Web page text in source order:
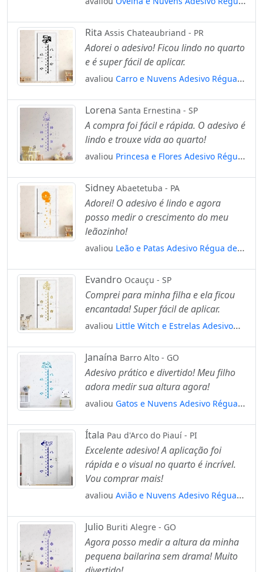
Altura para Quarto, Porta e Parede
Mod:82
Rita Assis Chateaubriand - PR
Adorei o adesivo! Ficou lindo no quarto
e é super fácil de aplicar.
avaliou Carro e Nuvens Adesivo Régua
Altura para Quarto, Porta e Parede
Mod:316
Lorena Santa Ernestina - SP
A compra foi fácil e rápida. O adesivo é
lindo e trouxe vida ao quarto!
avaliou Princesa e Flores Adesivo Régua
Altura para Quarto, Porta e Parede
Mod:160
Sidney Abaetetuba - PA
Adorei! O adesivo é lindo e agora
posso medir o crescimento do meu
leãozinho!
avaliou Leão e Patas Adesivo Régua de
para Quarto, Porta e Parede Mod:61
Evandro Ocauçu - SP
Comprei para minha filha e ela ficou
encantada! Super fácil de aplicar.
avaliou Little Witch e Estrelas Adesivo
de Altura para Quarto, Porta e Parede
Mod:229
Janaína Barro Alto - GO
Adesivo prático e divertido! Meu filho
adora medir sua altura agora!
avaliou Gatos e Nuvens Adesivo Régua
Altura para Quarto, Porta e Parede
Mod:61
Ítala Pau d'Arco do Piauí - PI
Excelente adesivo! A aplicação foi
rápida e o visual no quarto é incrível.
Vou comprar mais!
avaliou Avião e Nuvens Adesivo Régua
Altura para Quarto, Porta e Parede
Mod:295
Julio Buriti Alegre - GO
Agora posso medir a altura da minha
pequena bailarina sem drama! Muito